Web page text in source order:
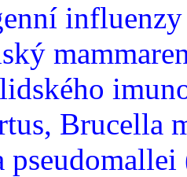
Brucella